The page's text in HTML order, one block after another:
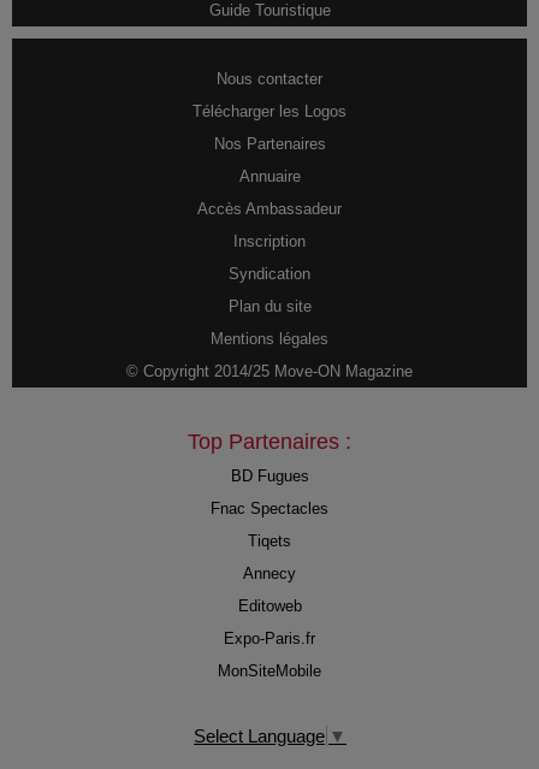
Guide Touristique
Nous contacter
Télécharger les Logos
Nos Partenaires
Annuaire
Accès Ambassadeur
Inscription
Syndication
Plan du site
Mentions légales
© Copyright 2014/25 Move-ON Magazine
Top Partenaires :
BD Fugues
Fnac Spectacles
Tiqets
Annecy
Editoweb
Expo-Paris.fr
MonSiteMobile
Select Language ▼